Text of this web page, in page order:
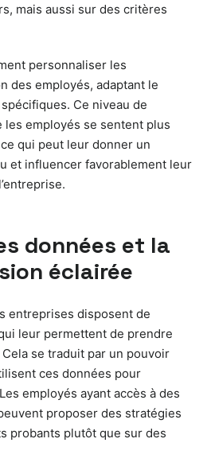
mais aussi sur des critères
personnaliser les
des employés, adaptant le
Ce niveau de
employés se sentent plus
qui peut leur donner un
et influencer favorablement leur
données et la
éclairée
entreprises disposent de
leur permettent de prendre
se traduit par un pouvoir
ces données pour
employés ayant accès à des
proposer des stratégies
probants plutôt que sur des